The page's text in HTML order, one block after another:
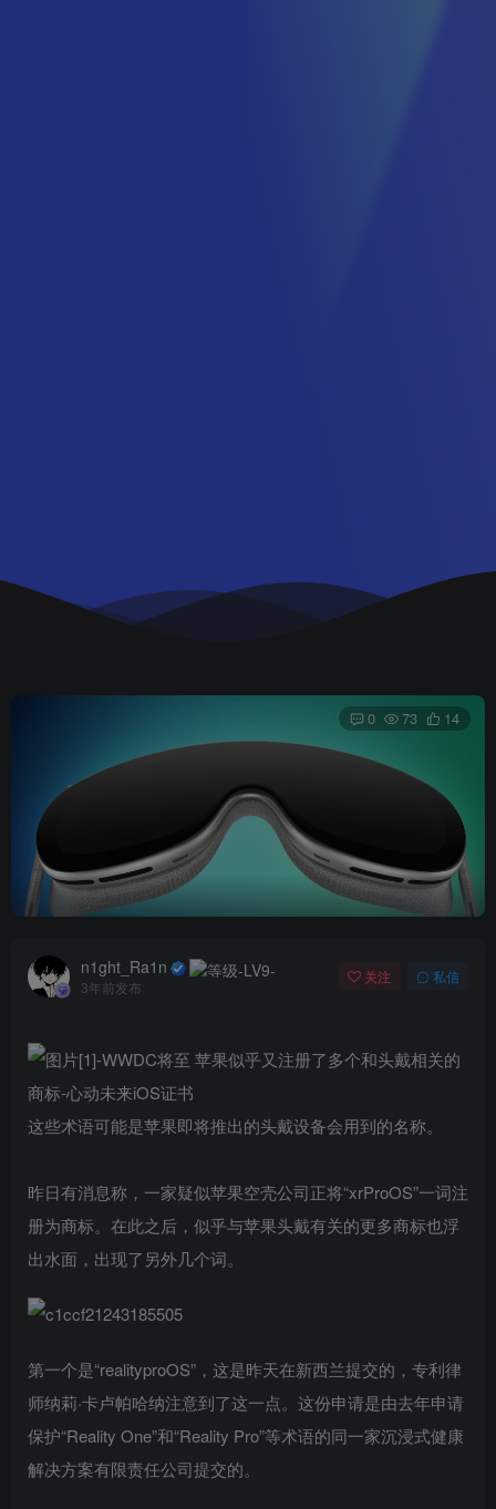
0 73 14
n1ght_Ra1n
3年前发布
关注 私信
这些术语可能是苹果即将推出的头戴设备会用到的名称。
昨日有消息称，一家疑似苹果空壳公司正将“xrProOS”一词注
册为商标。在此之后，似乎与苹果头戴有关的更多商标也浮
出水面，出现了另外几个词。
第一个是“realityproOS”，这是昨天在新西兰提交的，专利律
师纳莉·卡卢帕哈纳注意到了这一点。这份申请是由去年申请
保护“Reality One”和“Reality Pro”等术语的同一家沉浸式健康
解决方案有限责任公司提交的。